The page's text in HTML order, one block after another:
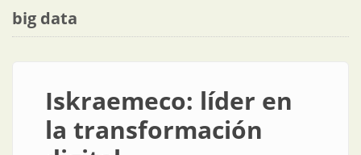
big data
Iskraemeco: líder en
la transformación